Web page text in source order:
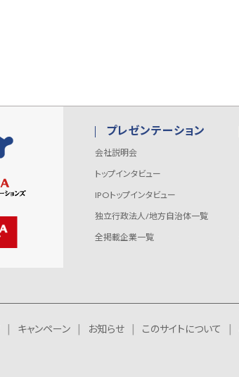
プレゼンテーション
会社説明会
トップインタビュー
IPOトップインタビュー
独立行政法人/地方自治体一覧
全掲載企業一覧
キャンペーン お知らせ このサイトについて